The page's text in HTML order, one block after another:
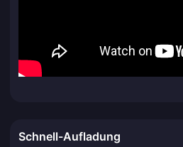
Schnell-Aufladung